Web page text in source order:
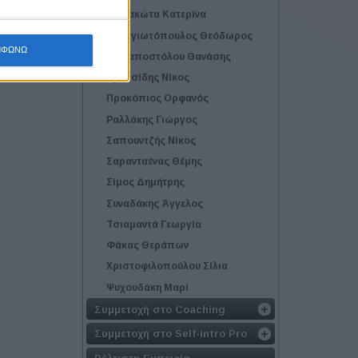
Παπακώτα Κατερίνα
Παναγιωτόπουλος Θεόδωρος
Παπαποστόλου Θανάσης
Πρατσίδης Νίκος
Προκόπιος Ορφανός
Ραλλάκης Γιώργος
Σαπουντζής Νίκος
Σαρανταένας Θέμης
Σίμος Δημήτρης
Συναδάκης Άγγελος
Τσιαμαντά Γεωργία
Φάκας Θεράπων
Χριστοφιλοπούλου Σίλια
Ψυχουδάκη Μαρί
Συμμετοχή στο Coaching
Συμμετοχή στο Self-intro Pro